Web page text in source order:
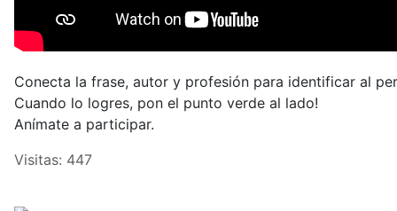
Conecta la frase, autor y profesión para identificar al
Cuando lo logres, pon el punto verde al lado!
Anímate a participar.
Visitas: 447